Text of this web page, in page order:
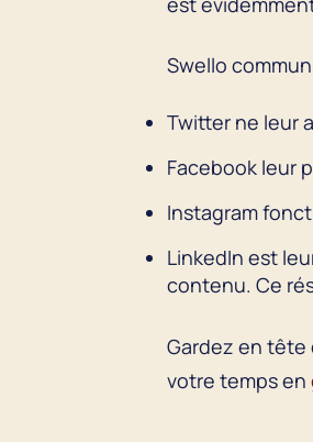
Swello
Twitter ne leur
Facebook leur
Instagram
LinkedIn est
contenu. Ce
Gardez en tête
votre temps en